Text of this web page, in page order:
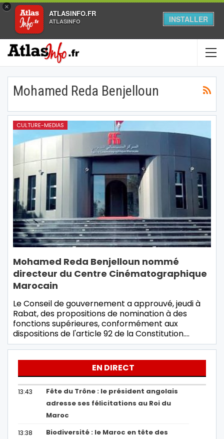
×
ATLASINFO.FR
ATLASINFO INSTALLER
Mohamed Reda Benjelloun
CULTURE-MEDIAS
Mohamed Reda Benjelloun nommé
directeur du Centre Cinématographique
Marocain
Le Conseil de gouvernement a approuvé, jeudi à
Rabat, des propositions de nomination à des
fonctions supérieures, conformément aux
dispositions de l'article 92 de la Constitution.…
EN DIRECT
13:43
Fête du Trône : le président angolais
adresse ses félicitations au Roi du
Maroc
13:38
Biodiversité : le Maroc en tête des